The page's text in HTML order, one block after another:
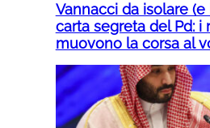
Vannacci da isolare
carta segreta del Pd: i
muovono la corsa al